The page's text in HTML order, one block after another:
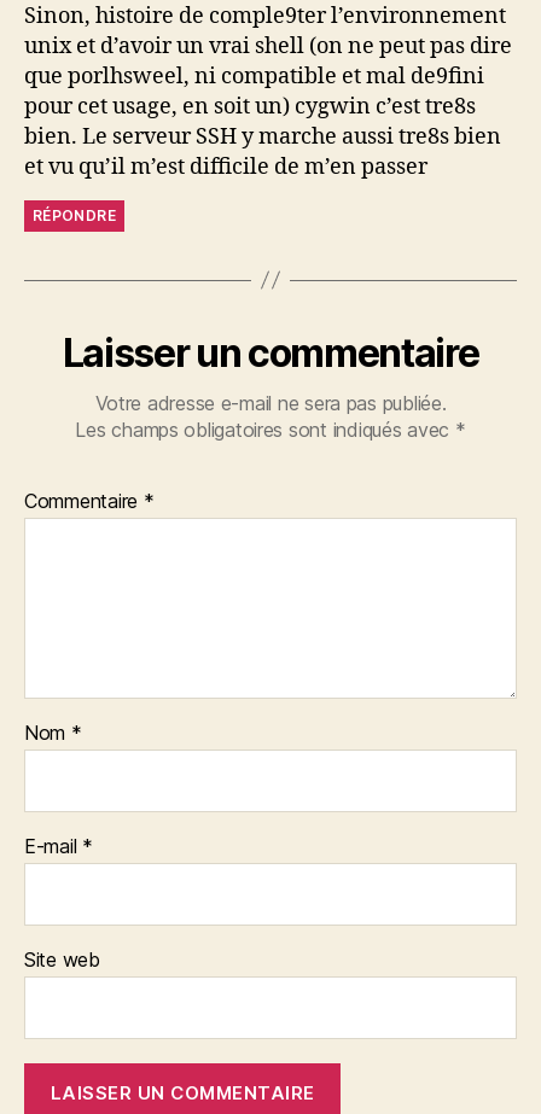
Sinon, histoire de comple9ter l’environnement
unix et d’avoir un vrai shell (on ne peut pas dire
que porlhsweel, ni compatible et mal de9fini
pour cet usage, en soit un) cygwin c’est tre8s
bien. Le serveur SSH y marche aussi tre8s bien
et vu qu’il m’est difficile de m’en passer
RÉPONDRE
Laisser un commentaire
Votre adresse e-mail ne sera pas publiée.
Les champs obligatoires sont indiqués avec *
Commentaire *
Nom *
E-mail *
Site web